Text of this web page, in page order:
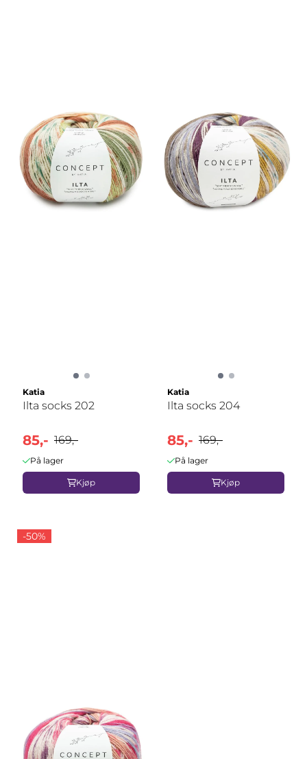
Katia
Ilta socks 202
85,- 169,-
På lager
Kjøp
Katia
Ilta socks 204
85,- 169,-
På lager
Kjøp
-50%